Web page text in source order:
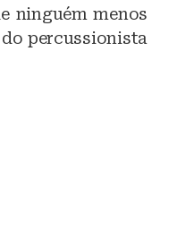
ninguém menos
do percussionista